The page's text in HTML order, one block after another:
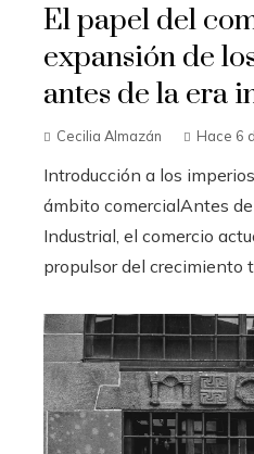
El papel del
expansión de
antes de la era
Cecilia Almazán Hace 6
Introducción a los
ámbito comercialAntes
Industrial, el comercio
propulsor del crecimiento